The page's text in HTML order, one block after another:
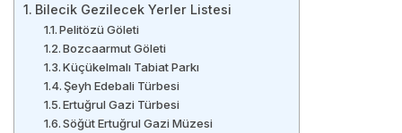
Bilecik Gezilecek Yerler Listesi
Pelitözü Göleti
Bozcaarmut Göleti
Küçükelmalı Tabiat Parkı
Şeyh Edebali Türbesi
Ertuğrul Gazi Türbesi
Söğüt Ertuğrul Gazi Müzesi